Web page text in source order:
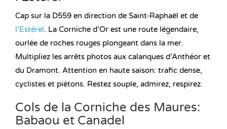
Cap sur la D559 en direction de Saint‑Raphaël et de
l’Estérel. La Corniche d’Or est une route légendaire,
ourlée de roches rouges plongeant dans la mer.
Multipliez les arrêts photos aux calanques d’Anthéor et
du Dramont. Attention en haute saison: trafic dense,
cyclistes et piétons. Restez souple, admirez, respirez.
Cols de la Corniche des Maures:
Babaou et Canadel